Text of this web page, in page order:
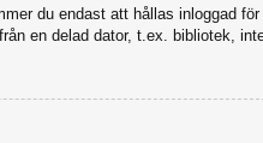
du endast att hållas inloggad
en delad dator, t.ex. bibliotek,